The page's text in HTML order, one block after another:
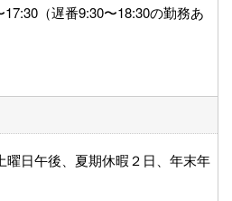
（遅番9:30〜18:30の勤務あ
曜日午後、夏期休暇２日、年末年